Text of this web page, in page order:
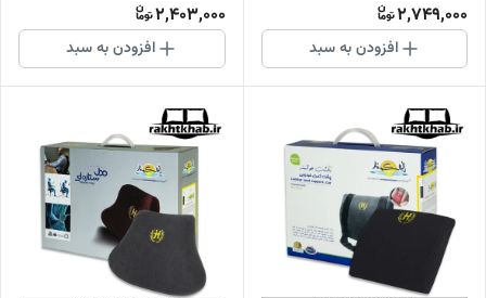
2,749,000
افزودن به سبد
2,403,000
افزودن به سبد